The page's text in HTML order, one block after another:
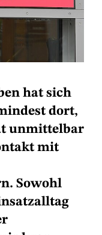
hat sich
dort,
unmittelbar
mit
Sowohl